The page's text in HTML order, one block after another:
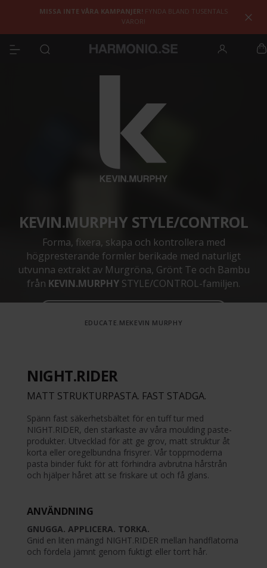
MISSA INTE VÅRA KAMPANJER! FYNDA BLAND TUSENTALS
VAROR!
KEVIN.MURPHY STYLE/CONTROL
Forma, fixera, skapa och kontrollera med
högpresterande formler berikade med naturligt
utvunna extrakt av Murgröna, Grönt Te och Bambu
från KEVIN.MURPHY STYLE/CONTROL-familjen.
EDUCATE.MEKEVIN MURPHY
NIGHT.RIDER
MATT STRUKTURPASTA. FAST STADGA.
Spänn fast säkerhetsbältet för en tuff tur med
NIGHT.RIDER, den starkaste av våra moulding paste-
produkter. Utvecklad för att ge grov, matt struktur åt
korta eller oregelbundna frisyrer. Vår toppmoderna
pasta binder fukt för att förhindra avbrutna hårstrån
och hjälper håret att se friskare ut och få glans.
ANVÄNDNING
GNUGGA. APPLICERA. TORKA.
Gnid en liten mängd NIGHT.RIDER mellan handflatorna
och fördela jämnt genom fuktigt eller torrt hår.